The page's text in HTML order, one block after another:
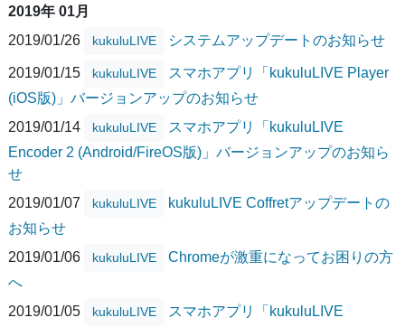
2019年 01月
2019/01/26
kukuluLIVE システムアップデートのお知らせ
2019/01/15 kukuluLIVE
スマホアプリ「kukuluLIVE Player
(iOS版)」バージョンアップのお知らせ
2019/01/14
kukuluLIVE
スマホアプリ「kukuluLIVE
Encoder 2 (Android/FireOS版)」バージョンアップのお知ら
せ
2019/01/07
kukuluLIVE
kukuluLIVE Coffretアップデートの
お知らせ
2019/01/06
kukuluLIVE
Chromeが激重になってお困りの方
へ
2019/01/05
kukuluLIVE
スマホアプリ「kukuluLIVE